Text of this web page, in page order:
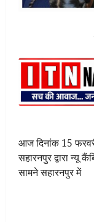
आज दिनांक 15
सहारनपुर द्वारा न्यू
सामने सहारनपुर में